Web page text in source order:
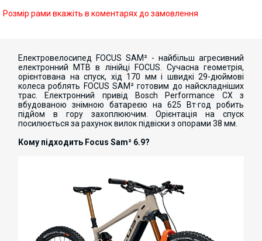
Розмір рами вкажіть в коментарях до замовлення
Електровелосипед FOCUS SAM² - найбільш агресивний
електронний MTB в лінійці FOCUS. Сучасна геометрія,
орієнтована на спуск, хід 170 мм і швидкі 29-дюймові
колеса роблять FOCUS SAM² готовим до найскладніших
трас. Електронний привід Bosch Performance CX з
вбудованою знімною батареєю на 625 Вт·год робить
підйом в гору захоплюючим. Орієнтація на спуск
посилюється за рахунок вилок підвіски з опорами 38 мм.
Кому підходить Focus Sam² 6.9?